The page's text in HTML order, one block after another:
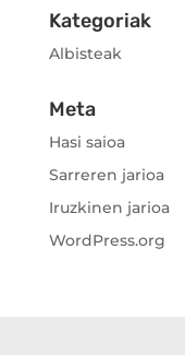
Kategoriak
Albisteak
Meta
Hasi saioa
Sarreren jarioa
Iruzkinen jarioa
WordPress.org